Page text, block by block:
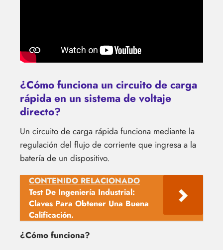
¿Cómo funciona un circuito de carga
rápida en un sistema de voltaje
directo?
Un circuito de carga rápida funciona mediante la
regulación del flujo de corriente que ingresa a la
batería de un dispositivo.
CONTENIDO RELACIONADO
Test De Ingeniería Industrial:
Claves Para Obtener Una Buena
Calificación.
¿Cómo funciona?